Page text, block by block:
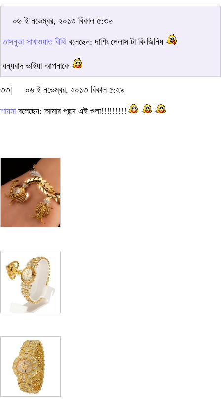
০৬ ই নভেম্বর, ২০১৩ বিকাল ৫:৩৬
তাসনুভা সাখাওয়াত বীথি বলেছেন: দাশিং পেলাস টা কি জিনিষ
ধন্যবাদ ভাইয়া আপনাকে
৩৩| ০৬ ই নভেম্বর, ২০১৩ বিকাল ৫:২৯
শায়মাবলেছেন: আমার পছন্দ এই গুলা!!!!!!!!!